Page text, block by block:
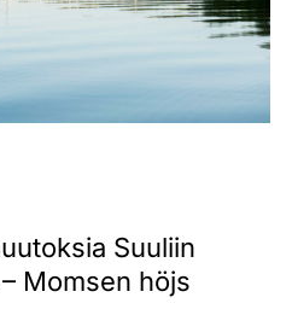
Suuliin
Momsen höjs